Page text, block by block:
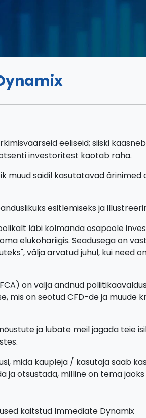
eeliseid; siiski
investoritest kaotab raha.
muud saidil kasutatavad
esitlemiseks ja
läbi kolmanda osapoole
elukohariigis. Seadusega on
välja arvatud juhul, kui need
on välja andnud
mis on seotud CFD-de ja
ja lubate meil jagada teie
mida kaupleja / kasutaja saab
ja otsustada, milline on tema
kaitstud Immediate Dynamix